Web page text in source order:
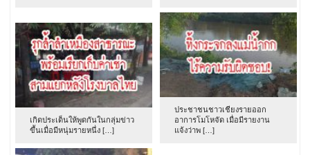
เกิดประเด็นให้พูดกันในกลุ่มข่าว
ขึ้นเมื่อมีหนุ่มรายหนึ่ง […]
ประชาชนชาวเชียงรายออก
อาการโมโหจัด เมื่อมีรายงาน
แจ้งว่าพ […]